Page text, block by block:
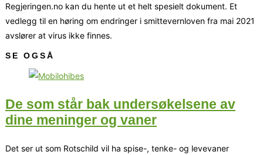
Regjeringen.no kan du hente ut et helt spesielt dokument. Et
vedlegg til en høring om endringer i smittevernloven fra mai 2021
avslører at virus ikke finnes.
SE OGSÅ
De som står bak undersøkelsene av
dine meninger og vaner
Det ser ut som Rotschild vil ha spise-, tenke- og levevaner